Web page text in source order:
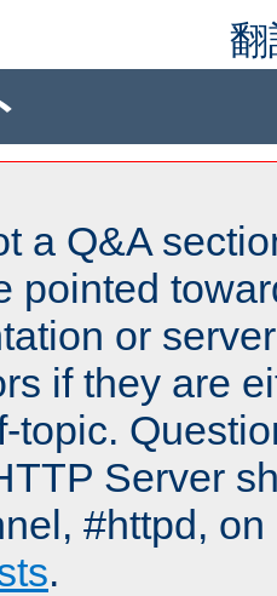
a Q&A
pointed
or
if they are
topic.
Server
#httpd,
.